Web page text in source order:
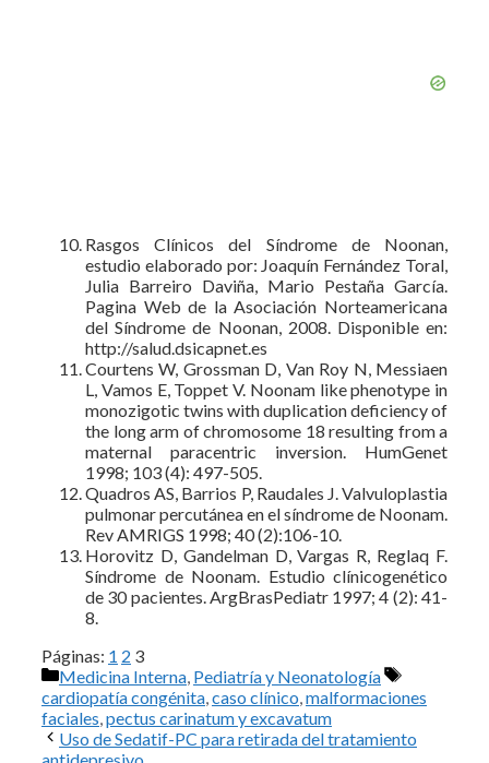
Rasgos Clínicos del Síndrome de Noonan,
estudio elaborado por: Joaquín Fernández Toral,
Julia Barreiro Daviña, Mario Pestaña García.
Pagina Web de la Asociación Norteamericana
del Síndrome de Noonan, 2008. Disponible en:
http://salud.dsicapnet.es
Courtens W, Grossman D, Van Roy N, Messiaen
L, Vamos E, Toppet V. Noonam like phenotype in
monozigotic twins with duplication deficiency of
the long arm of chromosome 18 resulting from a
maternal paracentric inversion. HumGenet
1998; 103 (4): 497-505.
Quadros AS, Barrios P, Raudales J. Valvuloplastia
pulmonar percutánea en el síndrome de Noonam.
Rev AMRIGS 1998; 40 (2):106-10.
Horovitz D, Gandelman D, Vargas R, Reglaq F.
Síndrome de Noonam. Estudio clínicogenético
de 30 pacientes. ArgBrasPediatr 1997; 4 (2): 41-
8.
Páginas: 1 2 3
Categorías
Medicina Interna, Pediatría y Neonatología
Etiquetas
cardiopatía congénita,caso clínico,malformaciones
faciales,pectus carinatum y excavatum
Uso de Sedatif-PC para retirada del tratamiento